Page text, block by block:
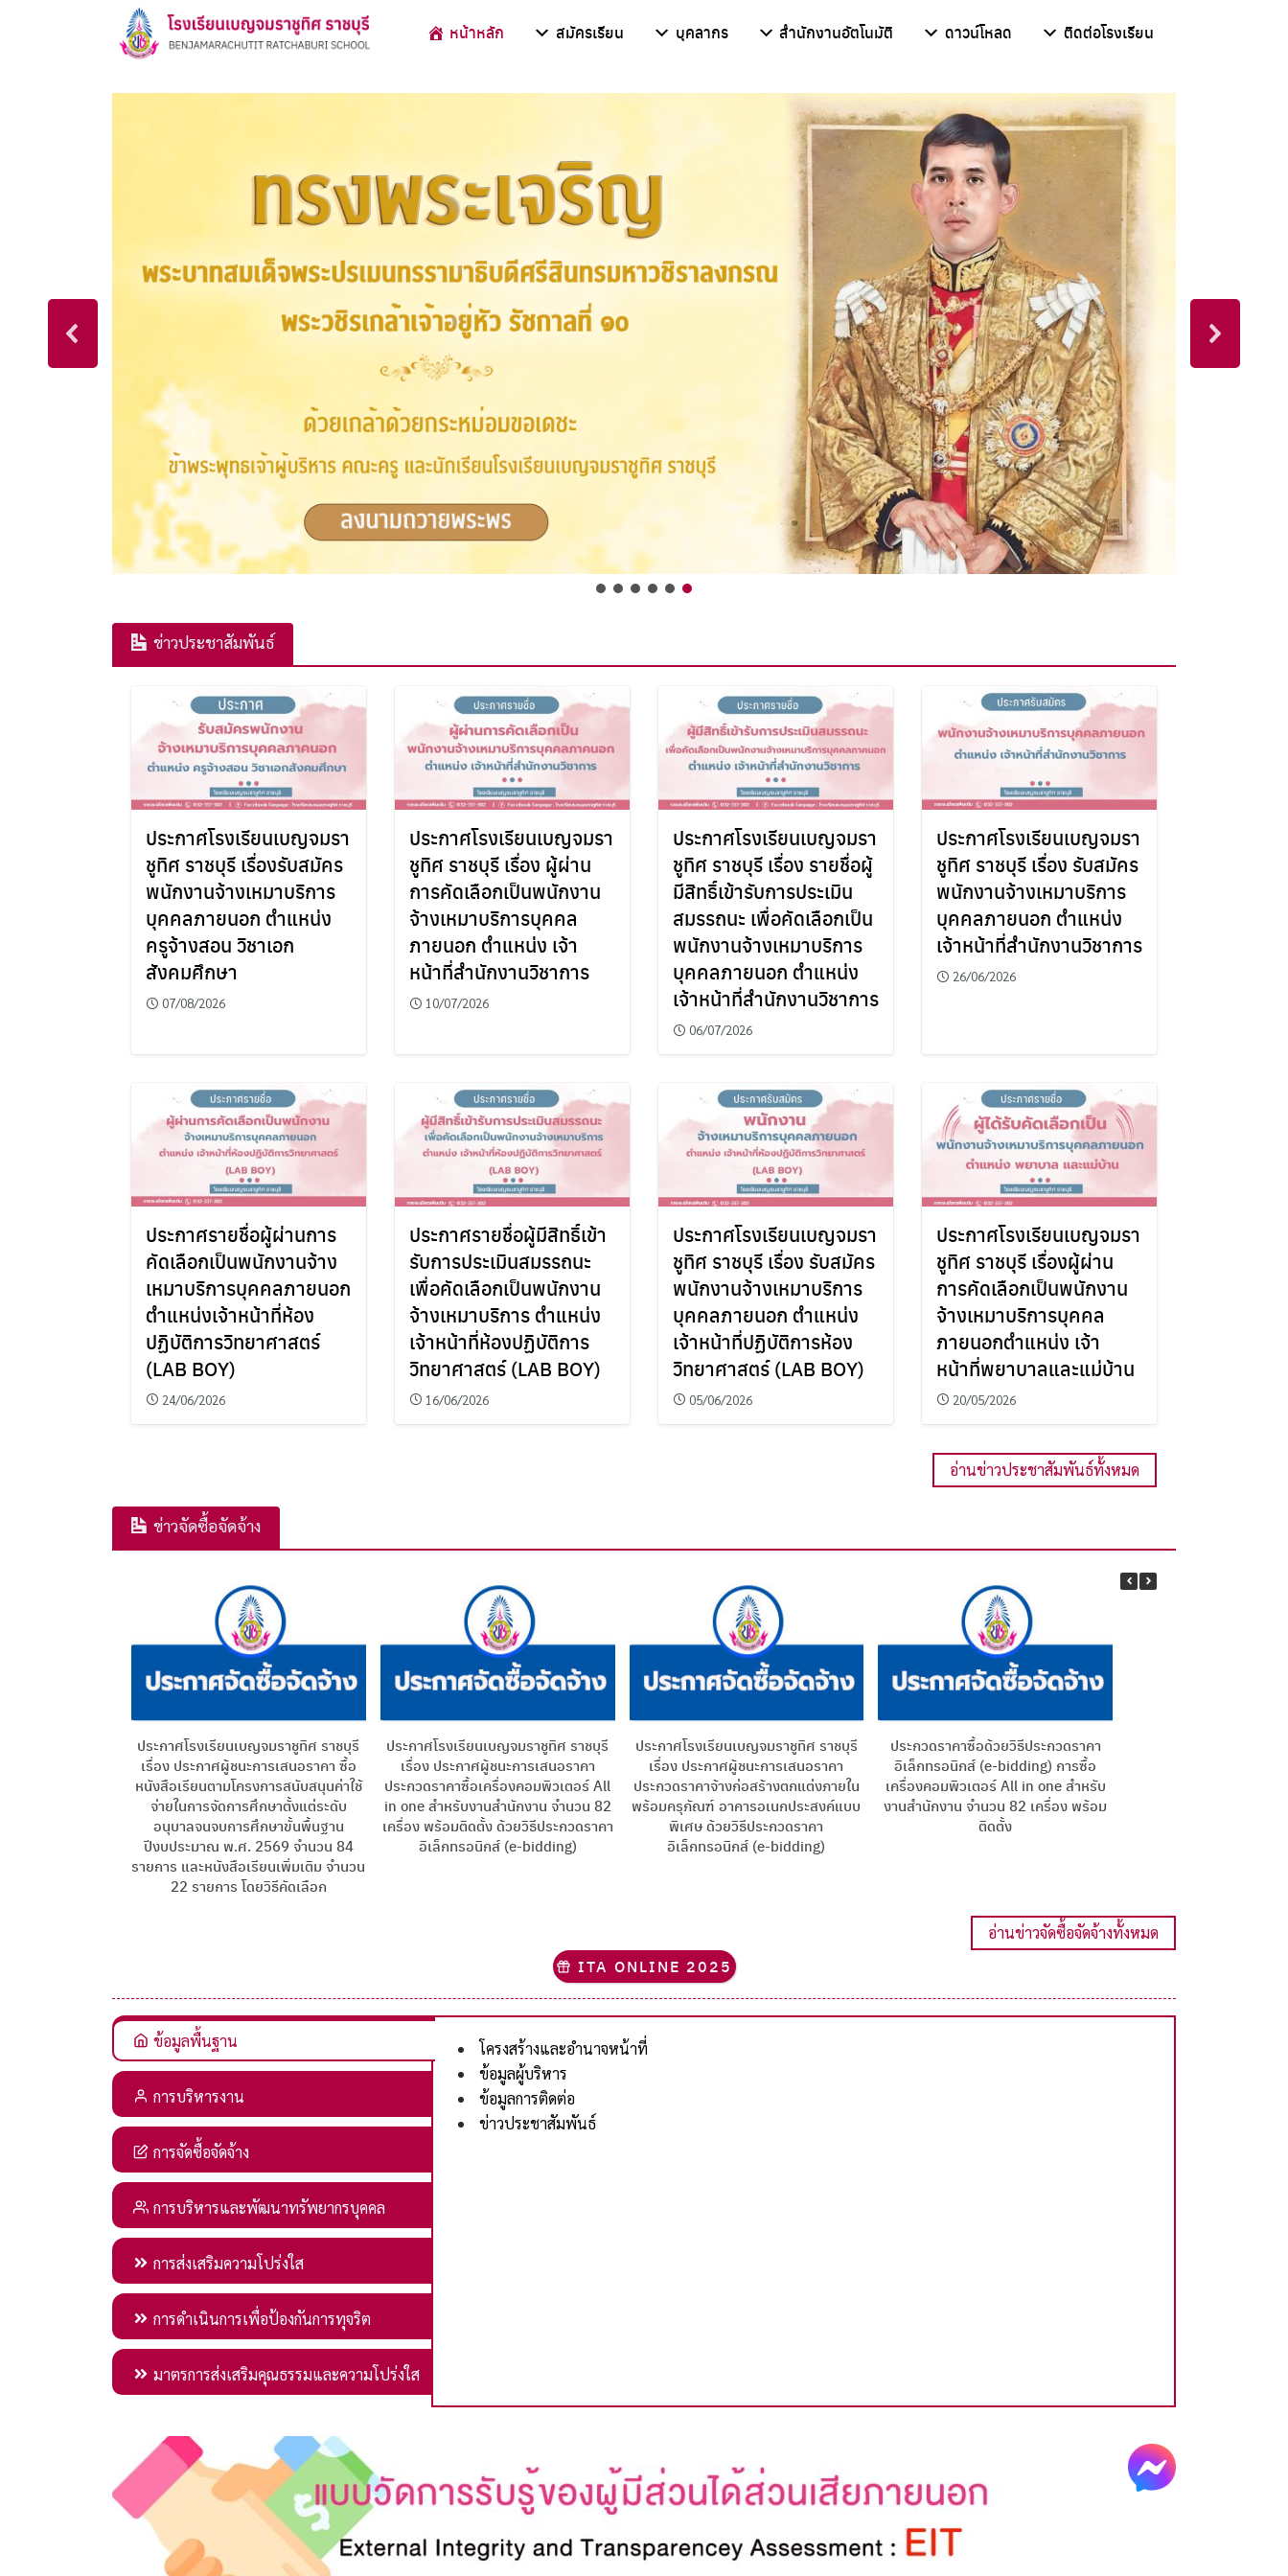
หน้าหลัก สมัครเรียน บุคลากร สำนักงานอัตโนมัติ ดาวน์โหลด ติดต่อโรงเรียน
ข่าวประชาสัมพันธ์
ประกาศโรงเรียนเบญจมรา
ชูทิศ ราชบุรี เรื่องรับสมัคร
พนักงานจ้างเหมาบริการ
บุคคลภายนอก ตำแหน่ง
ครูจ้างสอน วิชาเอก
สังคมศึกษา
07/08/2026
ประกาศโรงเรียนเบญจมรา
ชูทิศ ราชบุรี เรื่อง ผู้ผ่าน
การคัดเลือกเป็นพนักงาน
จ้างเหมาบริการบุคคล
ภายนอก ตำแหน่ง เจ้า
หน้าที่สำนักงานวิชาการ
10/07/2026
ประกาศโรงเรียนเบญจมรา
ชูทิศ ราชบุรี เรื่อง รายชื่อผู้
มีสิทธิ์เข้ารับการประเมิน
สมรรถนะ เพื่อคัดเลือกเป็น
พนักงานจ้างเหมาบริการ
บุคคลภายนอก ตำแหน่ง
เจ้าหน้าที่สำนักงานวิชาการ
06/07/2026
ประกาศโรงเรียนเบญจมรา
ชูทิศ ราชบุรี เรื่อง รับสมัคร
พนักงานจ้างเหมาบริการ
บุคคลภายนอก ตำแหน่ง
เจ้าหน้าที่สำนักงานวิชาการ
26/06/2026
ประกาศรายชื่อผู้ผ่านการ
คัดเลือกเป็นพนักงานจ้าง
เหมาบริการบุคคลภายนอก
ตำแหน่งเจ้าหน้าที่ห้อง
ปฏิบัติการวิทยาศาสตร์
(LAB BOY)
24/06/2026
ประกาศรายชื่อผู้มีสิทธิ์เข้า
รับการประเมินสมรรถนะ
เพื่อคัดเลือกเป็นพนักงาน
จ้างเหมาบริการ ตำแหน่ง
เจ้าหน้าที่ห้องปฏิบัติการ
วิทยาศาสตร์ (LAB BOY)
16/06/2026
ประกาศโรงเรียนเบญจมรา
ชูทิศ ราชบุรี เรื่อง รับสมัคร
พนักงานจ้างเหมาบริการ
บุคคลภายนอก ตำแหน่ง
เจ้าหน้าที่ปฏิบัติการห้อง
วิทยาศาสตร์ (LAB BOY)
05/06/2026
ประกาศโรงเรียนเบญจมรา
ชูทิศ ราชบุรี เรื่องผู้ผ่าน
การคัดเลือกเป็นพนักงาน
จ้างเหมาบริการบุคคล
ภายนอกตำแหน่ง เจ้า
หน้าที่พยาบาลและแม่บ้าน
20/05/2026
อ่านข่าวประชาสัมพันธ์ทั้งหมด
ข่าวจัดซื้อจัดจ้าง
ประกาศโรงเรียนเบญจมราชูทิศ ราชบุรี
เรื่อง ประกาศผู้ชนะการเสนอราคา ซื้อ
หนังสือเรียนตามโครงการสนับสนุนค่าใช้
จ่ายในการจัดการศึกษาตั้งแต่ระดับ
อนุบาลจนจบการศึกษาขั้นพื้นฐาน
ปีงบประมาณ พ.ศ. 2569 จำนวน 84
รายการ และหนังสือเรียนเพิ่มเติม จำนวน
22 รายการ โดยวิธีคัดเลือก
ประกาศโรงเรียนเบญจมราชูทิศ ราชบุรี
เรื่อง ประกาศผู้ชนะการเสนอราคา
ประกวดราคาซื้อเครื่องคอมพิวเตอร์ All
in one สำหรับงานสำนักงาน จำนวน 82
เครื่อง พร้อมติดตั้ง ด้วยวิธีประกวดราคา
อิเล็กทรอนิกส์ (e-bidding)
ประกาศโรงเรียนเบญจมราชูทิศ ราชบุรี
เรื่อง ประกาศผู้ชนะการเสนอราคา
ประกวดราคาจ้างก่อสร้างตกแต่งภายใน
พร้อมครุภัณฑ์ อาคารอเนกประสงค์แบบ
พิเศษ ด้วยวิธีประกวดราคา
อิเล็กทรอนิกส์ (e-bidding)
ประกวดราคาซื้อด้วยวิธีประกวดราคา
อิเล็กทรอนิกส์ (e-bidding) การซื้อ
เครื่องคอมพิวเตอร์ All in one สำหรับ
งานสำนักงาน จำนวน 82 เครื่อง พร้อม
ติดตั้ง
อ่านข่าวจัดซื้อจัดจ้างทั้งหมด
ITA ONLINE 2025
ข้อมูลพื้นฐาน
การบริหารงาน
การจัดซื้อจัดจ้าง
การบริหารและพัฒนาทรัพยากรบุคคล
การส่งเสริมความโปร่งใส
การดำเนินการเพื่อป้องกันการทุจริต
มาตรการส่งเสริมคุณธรรมและความโปร่งใส
โครงสร้างและอำนาจหน้าที่
ข้อมูลผู้บริหาร
ข้อมูลการติดต่อ
ข่าวประชาสัมพันธ์